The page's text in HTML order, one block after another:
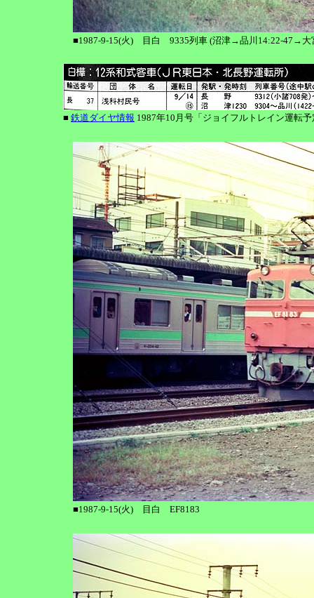
■1987-9-15(火) 目白 9335列車 (沼津→品川14:22-47→
■ 鉄道ダイヤ情報 1987年10月号「ジョイフルトレイン運転
■1987-9-15(火) 目白 EF8183